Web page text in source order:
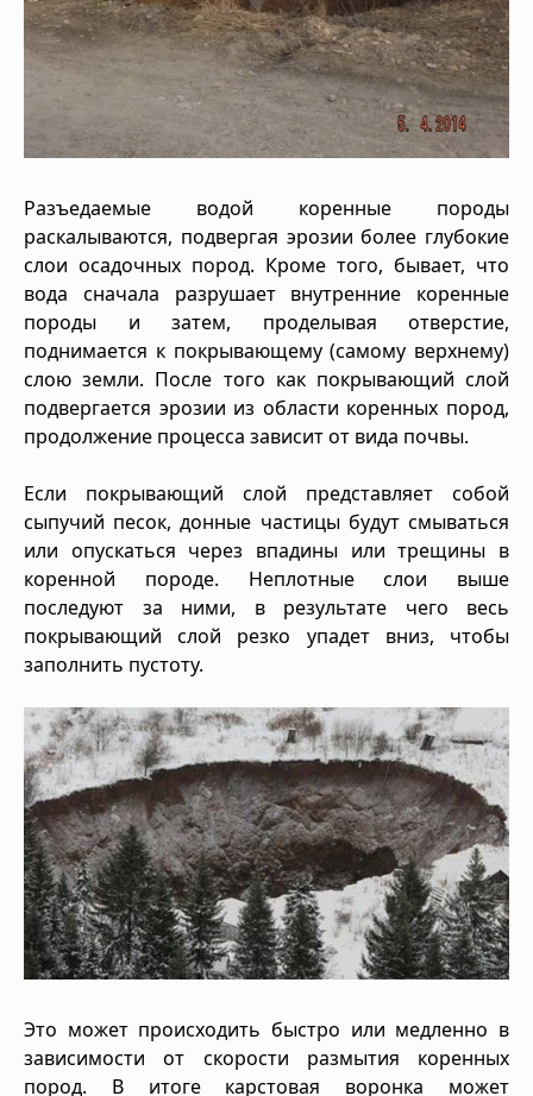
Разъедаемые водой коренные породы
раскалываются, подвергая эрозии более глубокие
слои осадочных пород. Кроме того, бывает, что
вода сначала разрушает внутренние коренные
породы и затем, проделывая отверстие,
поднимается к покрывающему (самому верхнему)
слою земли. После того как покрывающий слой
подвергается эрозии из области коренных пород,
продолжение процесса зависит от вида почвы.
Если покрывающий слой представляет собой
сыпучий песок, донные частицы будут смываться
или опускаться через впадины или трещины в
коренной породе. Неплотные слои выше
последуют за ними, в результате чего весь
покрывающий слой резко упадет вниз, чтобы
заполнить пустоту.
Это может происходить быстро или медленно в
зависимости от скорости размытия коренных
пород. В итоге карстовая воронка может